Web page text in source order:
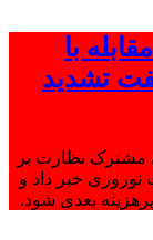
با
تشدید
نظارت بر
نوروزی خبر داد و
بعدی شود.